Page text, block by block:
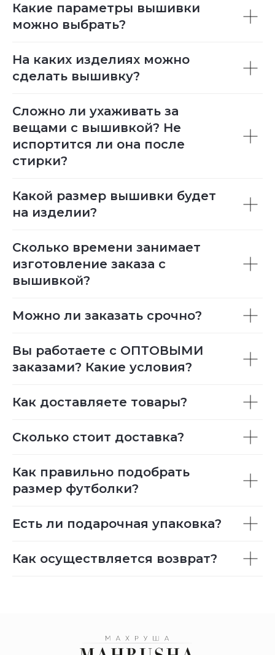
Какие параметры вышивки
можно выбрать?
На каких изделиях можно
сделать вышивку?
Сложно ли ухаживать за
вещами с вышивкой? Не
испортится ли она после
стирки?
Какой размер вышивки будет
на изделии?
Сколько времени занимает
изготовление заказа с
вышивкой?
Можно ли заказать срочно?
Вы работаете с ОПТОВЫМИ
заказами? Какие условия?
Как доставляете товары?
Сколько стоит доставка?
Как правильно подобрать
размер футболки?
Есть ли подарочная упаковка?
Как осуществляется возврат?